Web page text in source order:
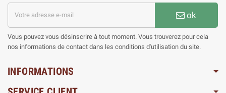
ok
Vous pouvez vous désinscrire à tout moment. Vous trouverez pour cela
nos informations de contact dans les conditions d'utilisation du site.
INFORMATIONS